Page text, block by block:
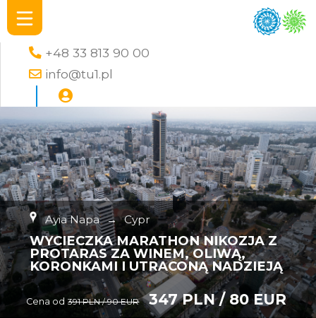
+48 33 813 90 00
info@tu1.pl
Ayia Napa → Cypr
WYCIECZKA MARATHON NIKOZJA Z
PROTARAS ZA WINEM, OLIWĄ,
KORONKAMI I UTRACONĄ NADZIEJĄ
Cena od 391 PLN / 90 EUR 347 PLN / 80 EUR